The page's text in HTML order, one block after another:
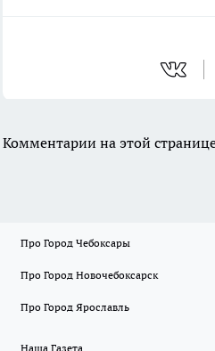
Комментарии на этой
Про Город Чебоксары
Про Город Новочебоксарск
Про Город Ярославль
Наша Газета